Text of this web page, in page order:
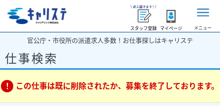
スタッフ登録 マイページ メニュー
官公庁・市役所の派遣求人多数！お仕事探しはキャリステ
仕事検索
この仕事は既に削除されたか、募集を終了しております。